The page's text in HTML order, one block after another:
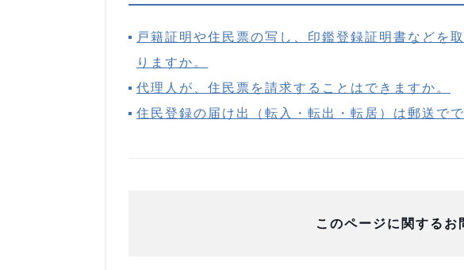
戸籍証明や住民票の写し、印鑑登録証明書などを
りますか。
代理人が、住民票を請求することはできますか。
住民登録の届け出（転入・転出・転居）は郵送でで
このページに関するお